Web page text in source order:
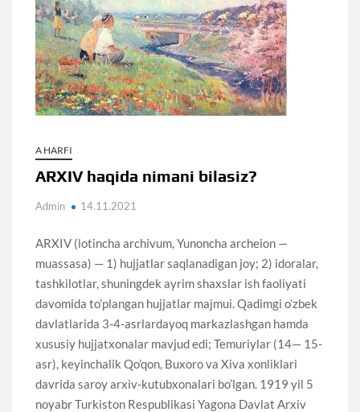
A HARFI
ARXIV haqida nimani bilasiz?
Admin 14.11.2021
ARXIV (lotincha archivum, Yunoncha archeion —
muassasa) — 1) hujjatlar saqlanadigan joy; 2) idoralar,
tashkilotlar, shuningdek ayrim shaxslar ish faoliyati
davomida to’plangan hujjatlar majmui. Qadimgi o’zbek
davlatlarida 3-4-asrlardayoq markazlashgan hamda
xususiy hujjatxonalar mavjud edi; Temuriylar (14— 15-
asr), keyinchalik Qo’qon, Buxoro va Xiva xonliklari
davrida saroy arxiv-kutubxonalari bo’lgan. 1919 yil 5
noyabr Turkiston Respublikasi Yagona Davlat Arxiv